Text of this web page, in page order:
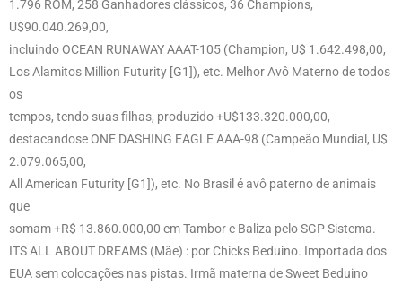
1.796 ROM, 258 Ganhadores clássicos, 36 Champions,
U$90.040.269,00,
incluindo OCEAN RUNAWAY AAAT-105 (Champion, U$ 1.642.498,00,
Los Alamitos Million Futurity [G1]), etc. Melhor Avô Materno de todos
os
tempos, tendo suas filhas, produzido +U$133.320.000,00,
destacandose ONE DASHING EAGLE AAA-98 (Campeão Mundial, U$
2.079.065,00,
All American Futurity [G1]), etc. No Brasil é avô paterno de animais
que
somam +R$ 13.860.000,00 em Tambor e Baliza pelo SGP Sistema.
ITS ALL ABOUT DREAMS (Mãe) : por Chicks Beduino. Importada dos
EUA sem colocações nas pistas. Irmã materna de Sweet Beduino